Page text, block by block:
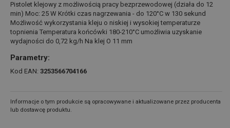
Pistolet klejowy z możliwością pracy bezprzewodowej (działa do 12
min) Moc: 25 W Krótki czas nagrzewania - do 120°C w 130 sekund
Możliwość wykorzystania kleju o niskiej i wysokiej temperaturze
topnienia Temperatura końcówki 180-210°C umożliwia uzyskanie
wydajności do 0,72 kg/h Na klej O 11 mm
Parametry:
Kod EAN: 3253566704166
Informacje o tym produkcie są opracowywane i aktualizowane przez producenta
lub dostawcę produktu.